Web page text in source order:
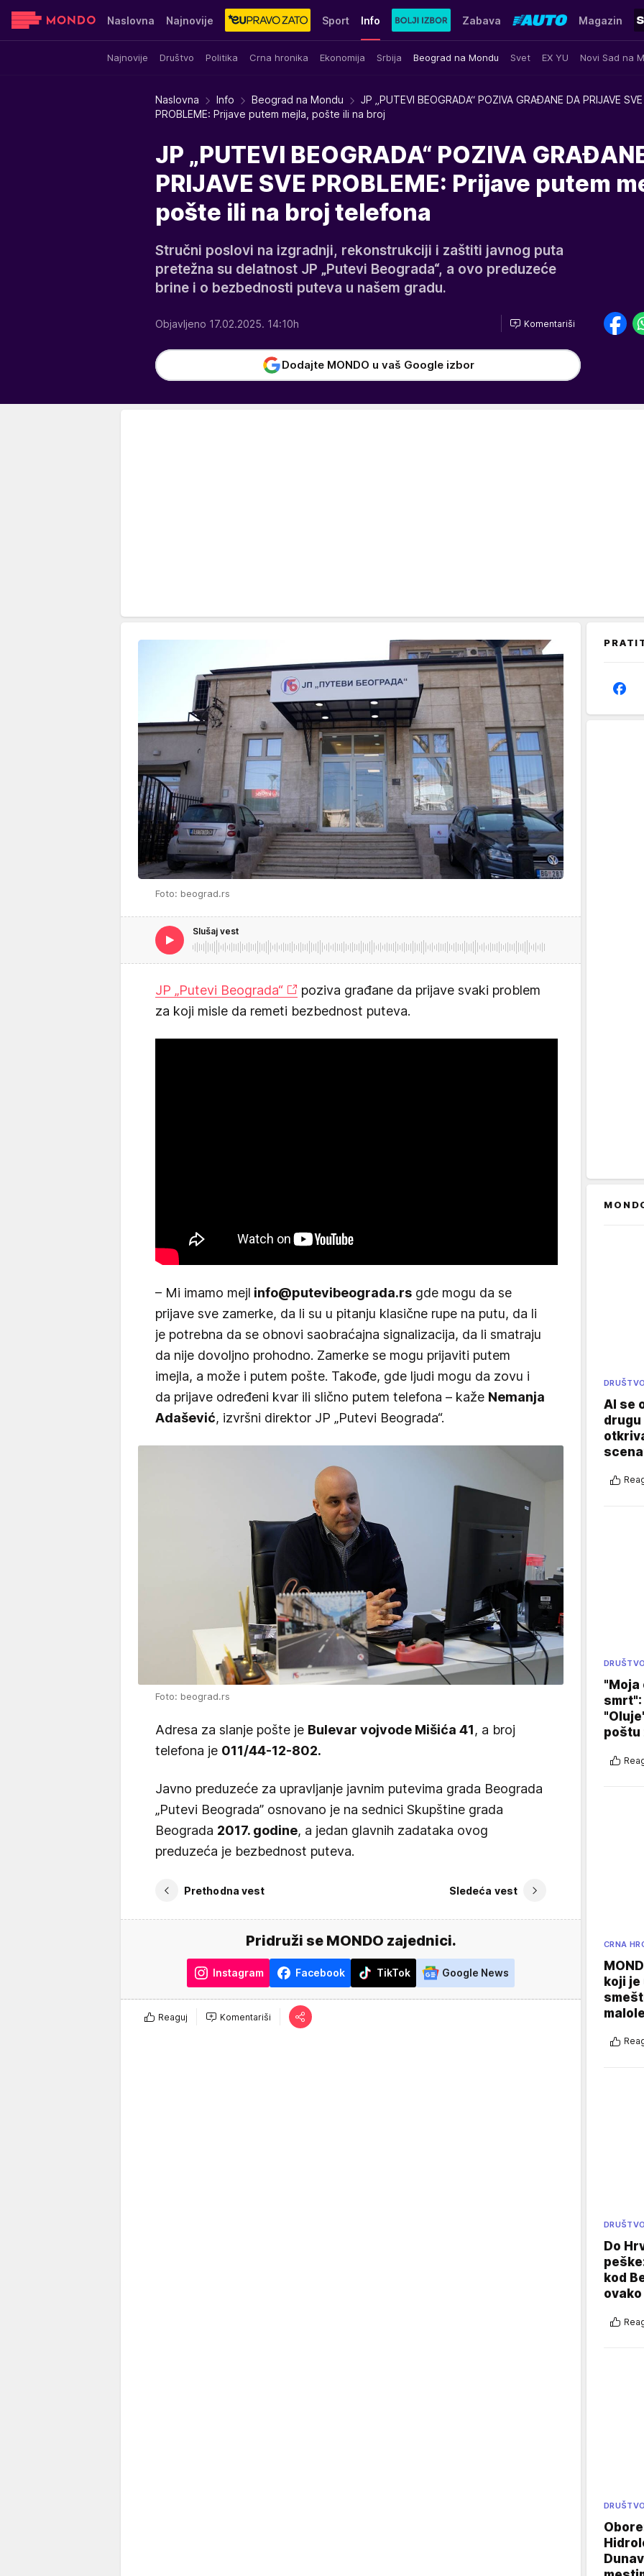
Naslovna Najnovije Sport Info
Najnovije Društvo Politika Crna hronika Ekonomija Srbija Beograd na Mondu Svet EX YU Novi Sad na
Zabava Magazin
Sensa Stvar ukusa Yumama
Naslovna Info Beograd na Mondu
JP „PUTEVI BEOGRADA“ POZIVA GRAĐANE DA PRIJAVE SVE
PROBLEME: Prijave putem mejla, pošte ili na broj
JP „PUTEVI BEOGRADA“ POZIVA
PRIJAVE SVE PROBLEME: Prijave putem
pošte ili na broj telefona
Stručni poslovi na izgradnji, rekonstrukciji i zaštiti javnog puta
pretežna su delatnost JP „Putevi Beograda“, a ovo preduzeće
brine i o bezbednosti puteva u našem gradu.
Objavljeno 17.02.2025. 14:10h Komentariši
Dodajte MONDO u vaš Google izbor
Foto: beograd.rs
Slušaj vest
JP „Putevi Beograda“
poziva građane da prijave svaki problem
za koji misle da remeti bezbednost puteva.
– Mi imamo mejl info@putevibeograda.rs gde mogu da se
prijave sve zamerke, da li su u pitanju klasične rupe na putu, da li
je potrebna da se obnovi saobraćajna signalizacija, da li smatraju
da nije dovoljno prohodno. Zamerke se mogu prijaviti putem
imejla, a može i putem pošte. Takođe, gde ljudi mogu da zovu i
da prijave određeni kvar ili slično putem telefona – kaže Nemanja
Adašević, izvršni direktor JP „Putevi Beograda“.
Foto: beograd.rs
Adresa za slanje pošte je Bulevar vojvode Mišića 41, a broj
telefona je 011/44-12-802.
Javno preduzeće za upravljanje javnim putevima grada Beograda
„Putevi Beograda” osnovano je na sednici Skupštine grada
Beograda 2017. godine, a jedan glavnih zadataka ovog
preduzeća je bezbednost puteva.
Prethodna vest Sledeća vest
Pridruži se MONDO zajednici.
Instagram Facebook TikTok Google News
Reaguj Komentariši
DRUŠTVO
AI se
DRUŠTVO
"Moja
poštu
CRNA
koji je
DRUŠTVO
Do
kod
DRUŠTVO